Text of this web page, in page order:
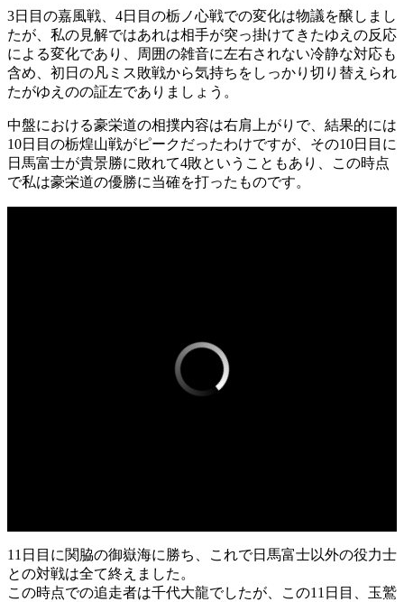
3日目の嘉風戦、4日目の栃ノ心戦での変化は物議を醸しまし
たが、私の見解ではあれは相手が突っ掛けてきたゆえの反応
による変化であり、周囲の雑音に左右されない冷静な対応も
含め、初日の凡ミス敗戦から気持ちをしっかり切り替えられ
たがゆえのの証左でありましょう。
中盤における豪栄道の相撲内容は右肩上がりで、結果的には
10日目の栃煌山戦がピークだったわけですが、その10日目に
日馬富士が貴景勝に敗れて4敗ということもあり、この時点
で私は豪栄道の優勝に当確を打ったものです。
11日目に関脇の御嶽海に勝ち、これで日馬富士以外の役力士
との対戦は全て終えました。
この時点での追走者は千代大龍でしたが、この11日目、玉鷲